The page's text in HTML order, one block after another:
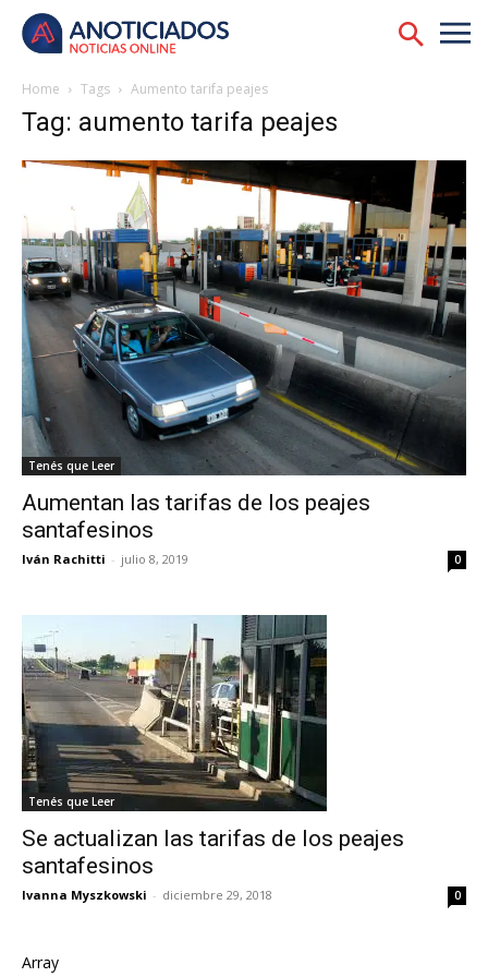
Home Tags Aumento tarifa peajes
Tag: aumento tarifa peajes
Tenés que Leer
Aumentan las tarifas de los peajes
santafesinos
Iván Rachitti - julio 8, 2019 0
Tenés que Leer
Se actualizan las tarifas de los peajes
santafesinos
Ivanna Myszkowski - diciembre 29, 2018 0
Array